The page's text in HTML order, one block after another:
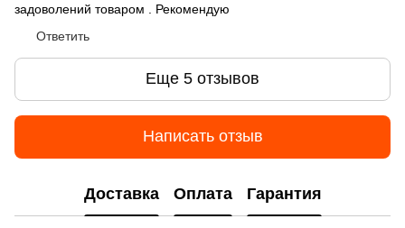
задоволений товаром . Рекомендую
Ответить
Еще 5 отзывов
Написать отзыв
Доставка Оплата Гарантия